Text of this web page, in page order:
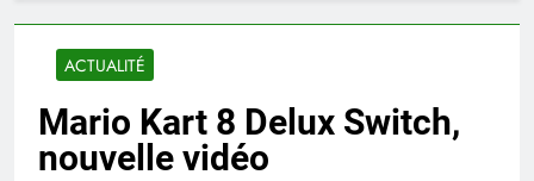
ACTUALITÉ
Mario Kart 8 Delux Switch,
nouvelle vidéo